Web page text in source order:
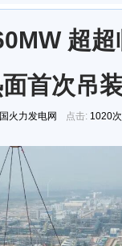
超
首次吊
火力发电网 点击: 1020